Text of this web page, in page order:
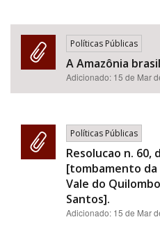
Políticas Públicas
A Amazônia
Adicionado: 15 de Mar
Políticas Públicas
Resolucao n. 60,
[tombamento
Vale do
Santos].
Adicionado: 15 de Mar